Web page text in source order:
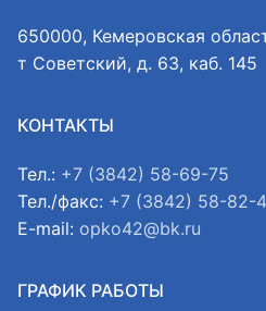
650000, Кемеровская
т Советский, д. 63, каб. 145
КОНТАКТЫ
Тел.: +7 (3842) 58-69-75
Тел./факс: +7 (3842) 58-82-
E-mail: opko42@bk.ru
ГРАФИК РАБОТЫ